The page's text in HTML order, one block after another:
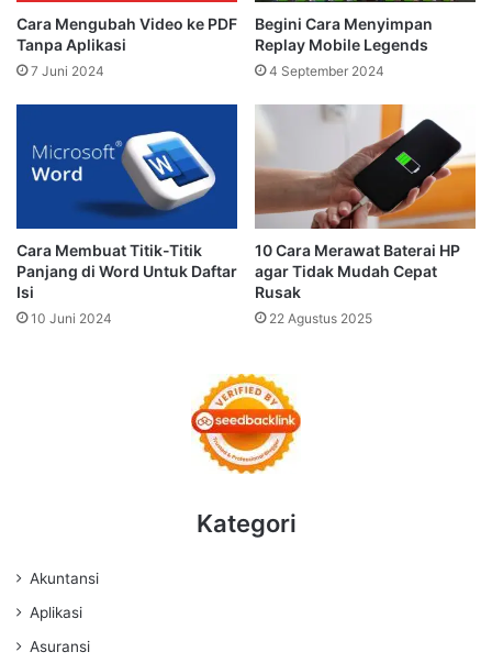
Cara Mengubah Video ke PDF
Tanpa Aplikasi
7 Juni 2024
Begini Cara Menyimpan
Replay Mobile Legends
4 September 2024
Cara Membuat Titik-Titik
Panjang di Word Untuk Daftar
Isi
10 Juni 2024
10 Cara Merawat Baterai HP
agar Tidak Mudah Cepat
Rusak
22 Agustus 2025
Kategori
Akuntansi
Aplikasi
Asuransi